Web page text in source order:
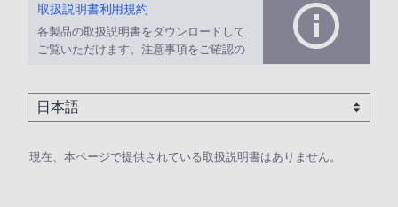
取扱説明書利用規約
各製品の取扱説明書をダウンロードして
ご覧いただけます。注意事項をご確認の
現在、本ページで提供されている取扱説明書はありません。